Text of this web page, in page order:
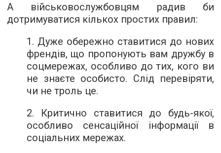
А військовослужбовцям радив би
дотримуватися кількох простих правил:
1. Дуже обережно ставитися до нових
френдів, що пропонують вам дружбу в
соцмережах, особливо до тих, кого ви
не знаєте особисто. Слід перевіряти,
чи не троль це.
2. Критично ставитися до будь-якої,
особливо сенсаційної інформації в
соціальних мережах.